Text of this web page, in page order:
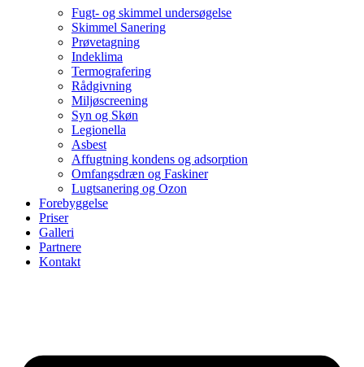
Fugt- og skimmel undersøgelse
Skimmel Sanering
Prøvetagning
Indeklima
Termografering
Rådgivning
Miljøscreening
Syn og Skøn
Legionella
Asbest
Affugtning kondens og adsorption
Omfangsdræn og Faskiner
Lugtsanering og Ozon
Forebyggelse
Priser
Galleri
Partnere
Kontakt